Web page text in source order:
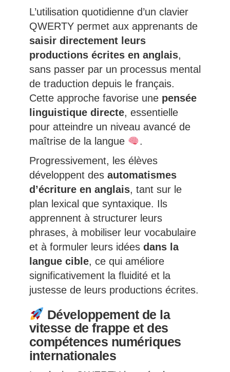
L’utilisation quotidienne d’un clavier
QWERTY permet aux apprenants de
saisir directement leurs
productions écrites en anglais,
sans passer par un processus mental
de traduction depuis le français.
Cette approche favorise une pensée
linguistique directe, essentielle
pour atteindre un niveau avancé de
maîtrise de la langue
.
Progressivement, les élèves
développent des automatismes
d’écriture en anglais, tant sur le
plan lexical que syntaxique. Ils
apprennent à structurer leurs
phrases, à mobiliser leur vocabulaire
et à formuler leurs idées dans la
langue cible, ce qui améliore
significativement la fluidité et la
justesse de leurs productions écrites.
Développement de la
vitesse de frappe et des
compétences numériques
internationales